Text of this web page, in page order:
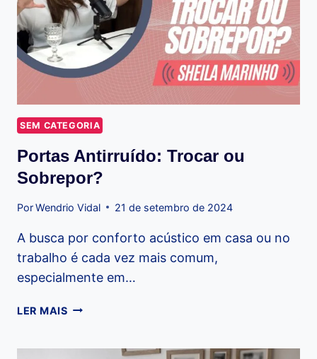
SEM CATEGORIA
Portas Antirruído: Trocar ou
Sobrepor?
PorWendrio Vidal 21 de setembro de 2024
A busca por conforto acústico em casa ou no
trabalho é cada vez mais comum,
especialmente em…
LER MAISPORTAS